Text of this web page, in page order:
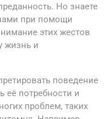
Но знаете
при помощи
этих жестов
жизнь и
поведение
потребности и
проблем, таких